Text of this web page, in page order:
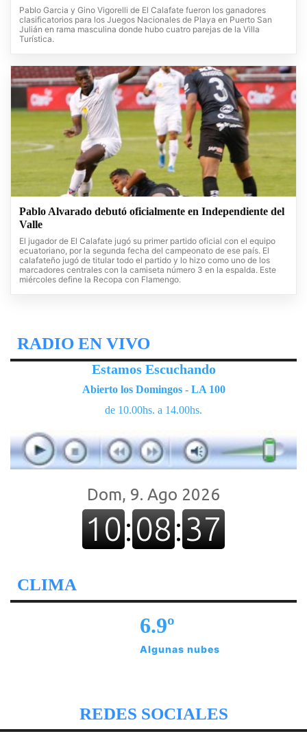
Pablo Garcia y Gino Vigorelli de El Calafate fueron los ganadores
clasificatorios para los Juegos Nacionales de Playa en Puerto San
Julián en rama masculina donde hubo cuatro parejas de la Villa
Turística.
Pablo Alvarado debutó oficialmente en Independiente del
Valle
El jugador de El Calafate jugó su primer partido oficial con el equipo
ecuatoriano, por la segunda fecha del campeonato de ese país. El
calafateño jugó de titular todo el partido y lo hizo como uno de los
marcadores centrales con la camiseta número 3 en la espalda. Este
miércoles define la Recopa con Flamengo.
RADIO EN VIVO
Estamos Escuchando
Abierto los Domingos - LA 100
de 10.00hs. a 14.00hs.
CLIMA
6.9º
Algunas nubes
REDES SOCIALES